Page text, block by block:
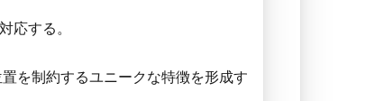
応する。
を制約するユニークな特徴を形成す